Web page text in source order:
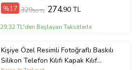
%17 329,90 TL 274,90 TL
29,32 TL'den Başlayan Taksitlerle
Kişiye Özel Resimli Fotoğraflı Baskılı
Silikon Telefon Kılıfı Kapak Kılıf